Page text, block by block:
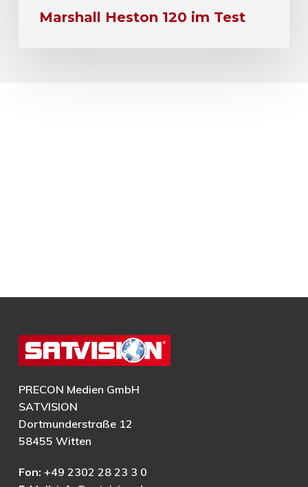
Marshall Heston 120 im Test
PRECON Medien GmbH
SATVISION
Dortmunderstraße 12
58455 Witten
Fon: +49 2302 28 23 3 0